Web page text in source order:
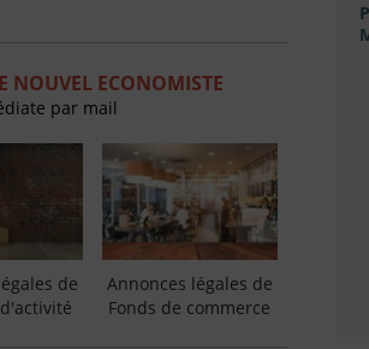
NOUVEL ECONOMISTE
par mail
de
Annonces légales de
Fonds de commerce